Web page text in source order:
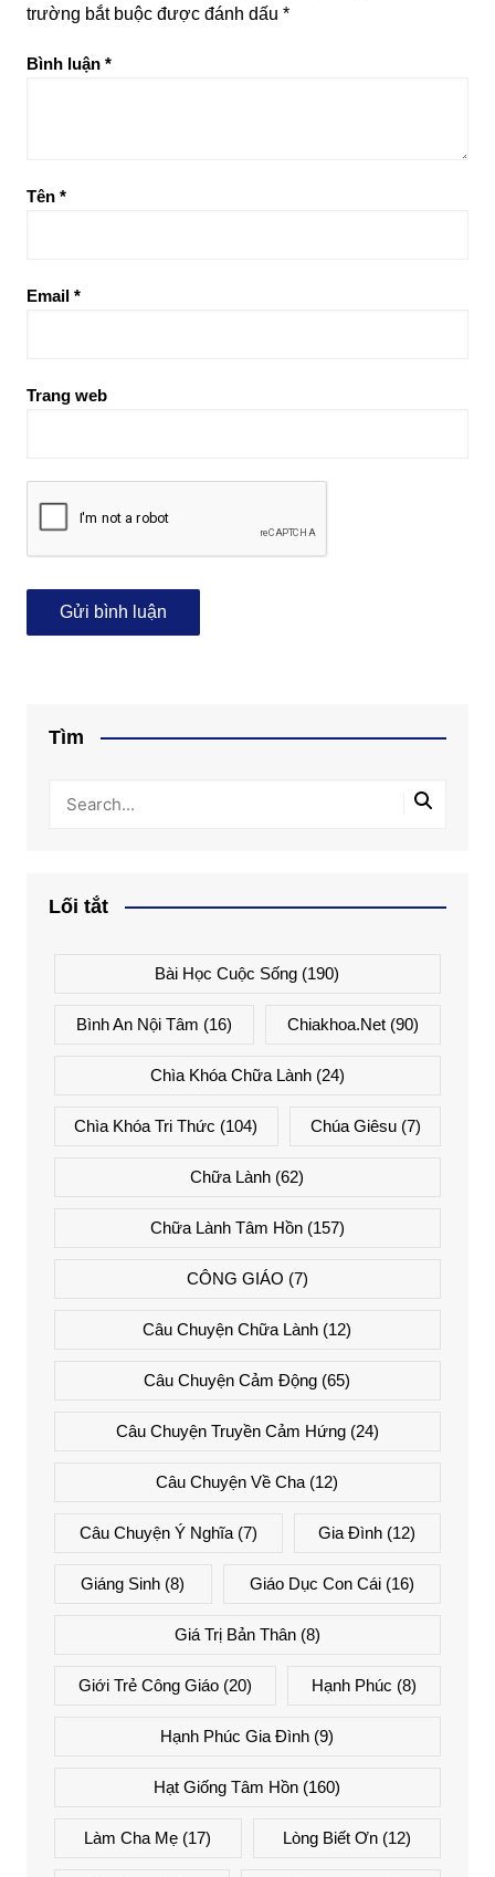
trường bắt buộc được đánh dấu *
Bình luận *
Tên *
Email *
Trang web
Tìm
Lối tắt
Bài Học Cuộc Sống (190)
Bình An Nội Tâm (16) Chiakhoa.net (90)
Chìa Khóa Chữa Lành(24)
Chìa Khóa Tri Thức (104) Chúa Giêsu(7)
Chữa Lành (62)
Chữa Lành Tâm Hồn(157)
CÔNG GIÁO (7)
Câu Chuyện Chữa Lành (12)
Câu Chuyện Cảm Động (65)
Câu Chuyện Truyền Cảm Hứng(24)
Câu Chuyện Về Cha (12)
Câu Chuyện Ý Nghĩa(7) Gia Đình (12)
Giáng Sinh (8) Giáo Dục Con Cái(16)
Giá Trị Bản Thân(8)
Giới Trẻ Công Giáo(20) Hạnh Phúc (8)
Hạnh Phúc Gia Đình (9)
Hạt Giống Tâm Hồn (160)
Làm Cha Mẹ (17) Lòng Biết Ơn(12)